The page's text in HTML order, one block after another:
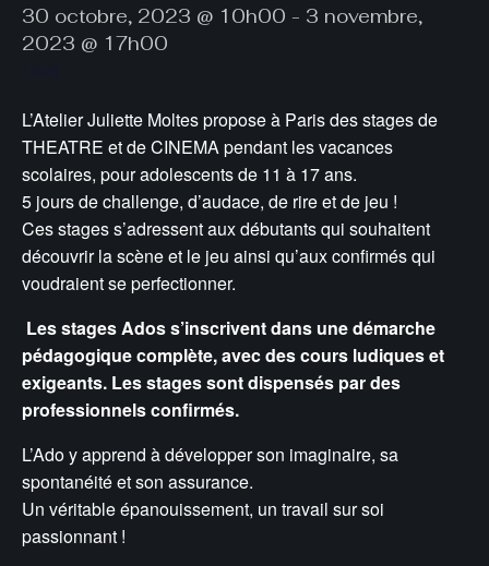
30 octobre, 2023 @ 10h00 - 3 novembre,
2023 @ 17h00
L’Atelier Juliette Moltes propose à Paris des stages de
THEATRE et de CINEMA pendant les vacances
scolaires, pour adolescents de 11 à 17 ans.
5 jours de challenge, d’audace, de rire et de jeu !
Ces stages s’adressent aux débutants qui souhaitent
découvrir la scène et le jeu ainsi qu’aux confirmés qui
voudraient se perfectionner.
Les stages Ados s’inscrivent dans une démarche
pédagogique complète, avec des cours ludiques et
exigeants. Les stages sont dispensés par des
professionnels confirmés.
L’Ado y apprend à développer son imaginaire, sa
spontanéité et son assurance.
Un véritable épanouissement, un travail sur soi
passionnant !